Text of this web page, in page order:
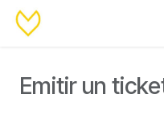
Ir al contenido
Emitir un